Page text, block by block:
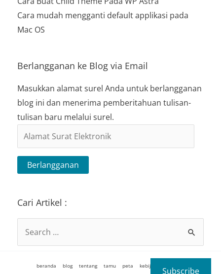
Cara mudah mengganti default applikasi pada
Mac OS
Berlangganan ke Blog via Email
Masukkan alamat surel Anda untuk berlangganan
blog ini dan menerima pemberitahuan tulisan-
tulisan baru melalui surel.
Alamat
Surat
Elektronik
Berlangganan
Cari Artikel :
beranda blog tentang tamu peta kebijakan
Subscribe